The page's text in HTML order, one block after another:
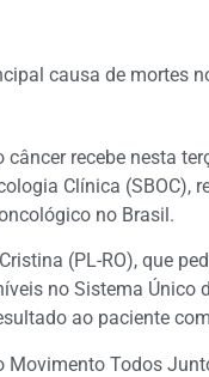
causa de mortes
recebe nesta
Clínica (SBOC),
no Brasil.
(PL-RO), que
no Sistema Único
ao paciente
Todos